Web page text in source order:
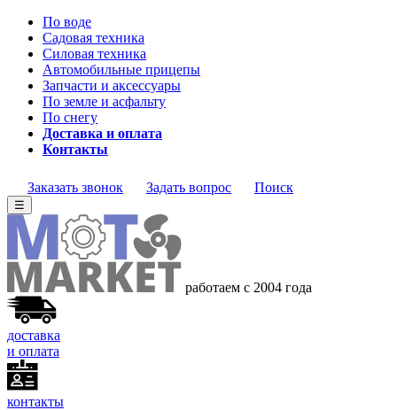
По воде
Садовая техника
Силовая техника
Автомобильные прицепы
Запчасти и аксессуары
По земле и асфальту
По снегу
Доставка и оплата
Контакты
Заказать звонок Задать вопрос Поиск
☰
работаем с 2004 года
доставка
и оплата
контакты